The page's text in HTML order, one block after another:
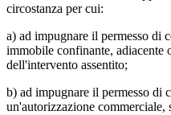
circostanza per cui:
a) ad impugnare il permesso di
immobile confinante, adiacente
dell'intervento assentito;
b) ad impugnare il permesso di
un'autorizzazione commerciale,